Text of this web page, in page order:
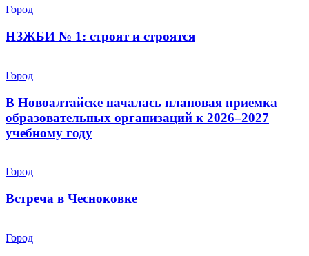
Город
НЗЖБИ № 1: строят и строятся
Город
В Новоалтайске началась плановая приемка
образовательных организаций к 2026–2027
учебному году
Город
Встреча в Чесноковке
Город